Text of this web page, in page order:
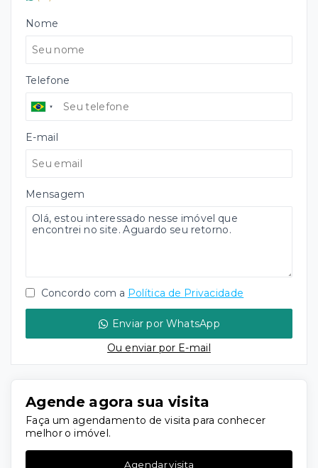
Nome
Telefone
E-mail
Mensagem
Concordo com a Política de Privacidade
Enviar por WhatsApp
Ou enviar por E-mail
Agende agora sua visita
Faça um agendamento de visita para conhecer
melhor o imóvel.
Agendar visita